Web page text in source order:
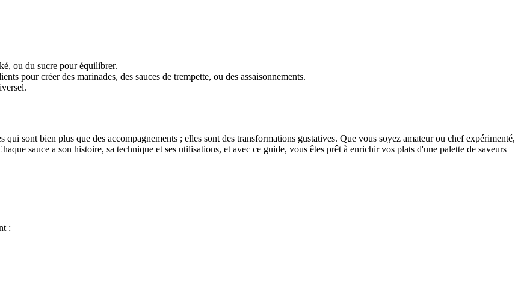
ou du sucre pour équilibrer.
pour créer des marinades, des sauces de trempette, ou des assaisonnements.
sont bien plus que des accompagnements ; elles sont des transformations gustatives. Que vous soyez amateur ou chef expérimenté,
sauce a son histoire, sa technique et ses utilisations, et avec ce guide, vous êtes prêt à enrichir vos plats d'une palette de saveurs
: